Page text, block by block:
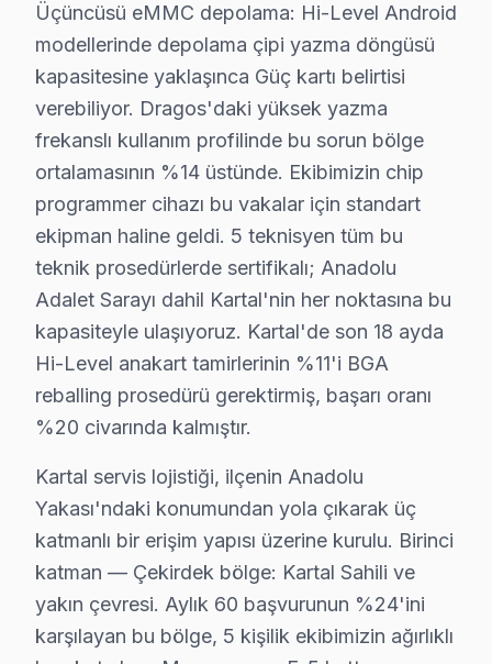
Kartal'da Hi-Level TV tamiri, çeşitli parçaların
Bunun yanı sıra, güç kartı, LED backlight veya T-
Fiyatları etkileyen diğer faktörler arasında garanti
Kartal'de Hi-Level Servisi: Fabrika Servis'in
Kartal, tarihsel olarak sanayi ve ticaretin yoğun
Fabrika Servis, yerinde tamir imkanı sunarak, hızlı
Kartal Hi-Level servis - TV Tamiri
Kartal'da Hi-Level televizyon paneli arızasına
Doğrusunu söylemek gerekirse, Hi-Level LED
Şunu da belirtelim: gizli masraf olmadan
Kartal Hi-Level TV Yerleştirme ve Bağlantı
Yeni bir Hi-Level televizyon aldıysanız, Kartal'da
Sunduğumuz kurulum seçenekleri:
• Kartal'de motorlu döner braket montajı ve ayarı
• Kartal servisimizde kablo kanalı ile estetik kurulum
Üçüncüsü eMMC depolama: Hi-Level Android
modellerinde depolama çipi yazma döngüsü
kapasitesine yaklaşınca Güç kartı belirtisi
verebiliyor. Dragos'daki yüksek yazma
frekanslı kullanım profilinde bu sorun bölge
ortalamasının %14 üstünde. Ekibimizin chip
programmer cihazı bu vakalar için standart
ekipman haline geldi. 5 teknisyen tüm bu
teknik prosedürlerde sertifikalı; Anadolu
Adalet Sarayı dahil Kartal'nin her noktasına bu
kapasiteyle ulaşıyoruz. Kartal'de son 18 ayda
Hi-Level anakart tamirlerinin %11'i BGA
reballing prosedürü gerektirmiş, başarı oranı
%20 civarında kalmıştır.
Kartal servis lojistiği, ilçenin Anadolu
Yakası'ndaki konumundan yola çıkarak üç
katmanlı bir erişim yapısı üzerine kurulu. Birinci
katman — Çekirdek bölge: Kartal Sahili ve
yakın çevresi. Aylık 60 başvurunun %24'ini
karşılayan bu bölge, 5 kişilik ekibimizin ağırlıklı